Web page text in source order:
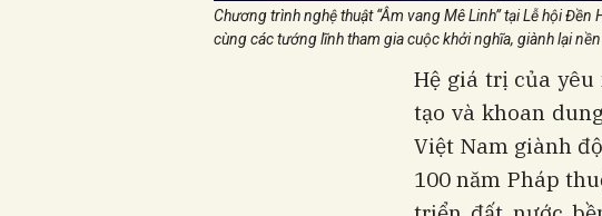
Chương trình nghệ thuật “Âm vang Mê Linh” tại Lễ hội
cùng các tướng lĩnh tham gia cuộc khởi nghĩa, giành lại
Hệ giá trị của
tạo và khoan
Việt Nam giành
100 năm Pháp